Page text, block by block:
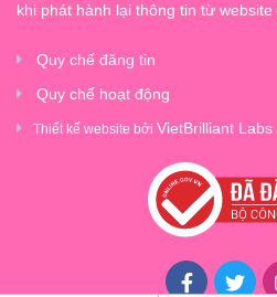
khi phát hành lại thông tin từ website
Quy chế đăng tin
Quy chế hoạt động
Thiết kế website bởi VietBrilliant Labs